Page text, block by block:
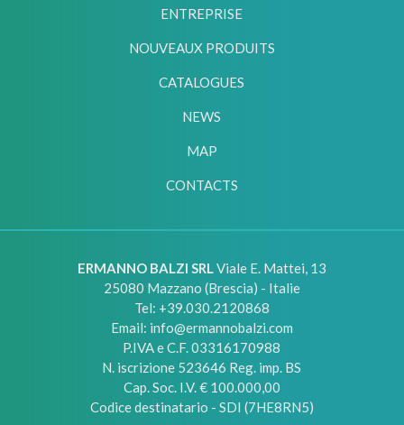
ERMANNO BALZI SRLViale E. Mattei, 13
25080 Mazzano (Brescia) - Italie
Tel: +39.030.2120868
Email: info@ermannobalzi.com
P.IVA e C.F. 03316170988
N. iscrizione 523646 Reg. imp. BS
Cap. Soc. I.V. € 100.000,00
Codice destinatario - SDI (7HE8RN5)
ENTREPRISE
NOUVEAUX PRODUITS
CATALOGUES
NEWS
MAP
CONTACTS